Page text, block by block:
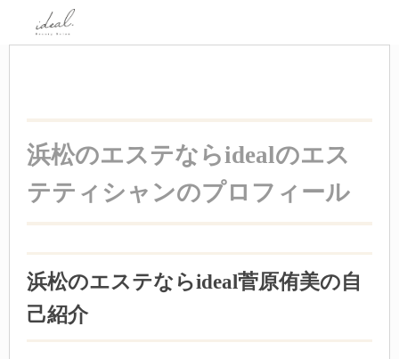
浜松のエステならidealのエス
テティシャンのプロフィール
浜松のエステならideal菅原侑美の自
己紹介